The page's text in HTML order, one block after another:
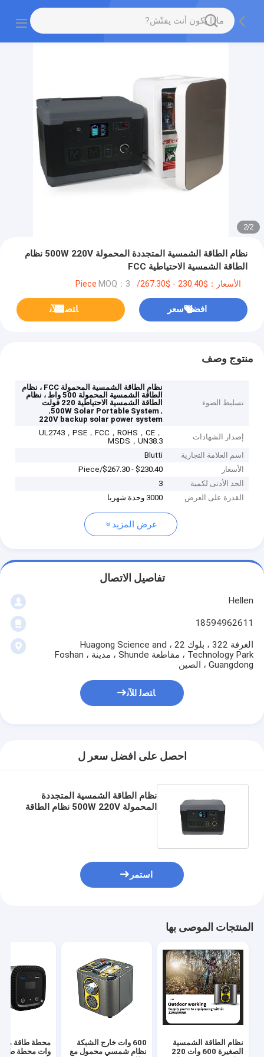
2
/
2
نظام الطاقة الشمسية المتجددة المحمولة 500W 220V نظام
الطاقة الشمسية الاحتياطية FCC
الأسعار：$230.40 - $267.30/Piece MOQ：3
افضل سعر ﺎﺘﺼﻟ ﺍﻶﻧ
منتوج وصف
تسليط الضوء
نظام الطاقة الشمسية المحمولة FCC ، نظام
الطاقة الشمسية المحمولة 500 واط ، نظام
الطاقة الشمسية الاحتياطية 220 فولت
,
500W Solar Portable System
,
220V backup solar power system
إصدار الشهادات
UL2743，PSE，FCC，ROHS，CE，
MSDS，UN38.3
اسم العلامة التجارية
Blutti
الأسعار
$230.40 - $267.30/Piece
الحد الأدنى لكمية
3
القدرة على العرض
3000 وحدة شهريا
عرض المزيد
تفاصيل الاتصال
Hellen
18594962611
الغرفة 322 ، بلوك 22 ، Huagong Science and
Technology Park ، مقاطعة Shunde ، مدينة Foshan ،
Guangdong ، الصين
ﺎﺘﺼﻟ ﺍﻶﻧ
احصل على افضل سعر ل
نظام الطاقة الشمسية المتجددة
المحمولة 500W 220V نظام الطاقة
استمر
المنتجات الموصى بها
نظام الطاقة الشمسية
الصغيرة 600 وات 220
600 وات خارج الشبكة
نظام شمسي محمول مع
وات محطة طاقة